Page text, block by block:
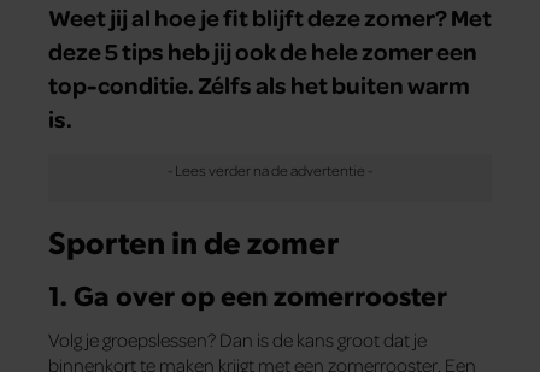
Weet jij al hoe je fit blijft deze zomer? Met
deze 5 tips heb jij ook de hele zomer een
top-conditie. Zélfs als het buiten warm
is.
Sporten in de zomer
1. Ga over op een zomerrooster
Volg je groepslessen? Dan is de kans groot dat je
binnenkort te maken krijgt met een zomerrooster. Een